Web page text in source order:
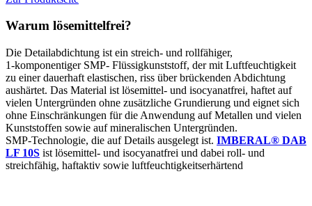
Warum lösemittelfrei?
Die Detailabdichtung ist ein streich‑ und rollfähiger,
1‑komponentiger SMP‑ Flüssigkunststoff, der mit Luftfeuchtigkeit
zu einer dauerhaft elastischen, riss über brückenden Abdichtung
aushärtet. Das Material ist lösemittel‑ und isocyanatfrei, haftet auf
vielen Untergründen ohne zusätzliche Grundierung und eignet sich
ohne Einschränkungen für die Anwendung auf Metallen und vielen
Kunststoffen sowie auf mineralischen Untergründen.
SMP‑Technologie, die auf Details ausgelegt ist. IMBERAL® DAB
LF 10S ist lösemittel‑ und isocyanatfrei und dabei roll‑ und
streichfähig, haftaktiv sowie luftfeuchtigkeitserhärtend